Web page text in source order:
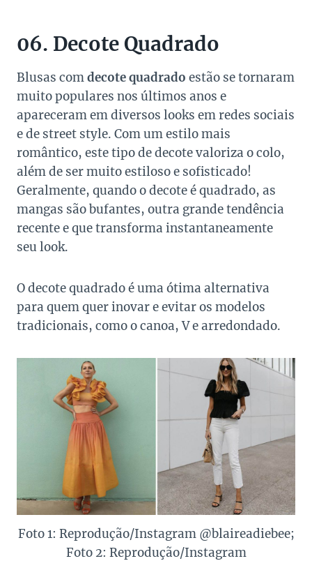
06. Decote Quadrado
Blusas comdecote quadrado estão se tornaram
muito populares nos últimos anos e
apareceram em diversos looks em redes sociais
e de street style. Com um estilo mais
romântico, este tipo de decote valoriza o colo,
além de ser muito estiloso e sofisticado!
Geralmente, quando o decote é quadrado, as
mangas são bufantes, outra grande tendência
recente e que transforma instantaneamente
seu look.
O decote quadrado é uma ótima alternativa
para quem quer inovar e evitar os modelos
tradicionais, como o canoa, V e arredondado.
Foto 1: Reprodução/Instagram @blaireadiebee;
Foto 2: Reprodução/Instagram